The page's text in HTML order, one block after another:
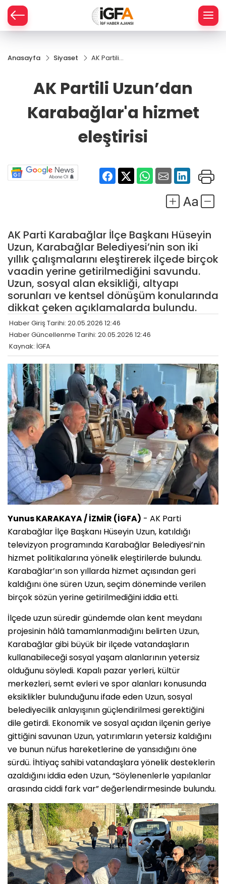
Anasayfa Siyaset
AK Partili
hizmet
AK Partili Uzun’dan
Karabağlar'a hizmet
eleştirisi
AK Parti Karabağlar İlçe Başkanı Hüseyin
Uzun, Karabağlar Belediyesi’nin son iki
yıllık çalışmalarını eleştirerek ilçede birçok
vaadin yerine getirilmediğini savundu.
Uzun, sosyal alan eksikliği, altyapı
sorunları ve kentsel dönüşüm konularında
dikkat çeken açıklamalarda bulundu.
Haber Giriş Tarihi: 20.05.2026 12:46
Haber Güncellenme Tarihi: 20.05.2026 12:46
Kaynak: İGFA
Yunus KARAKAYA / İZMİR (İGFA) - AK Parti
Karabağlar İlçe Başkanı Hüseyin Uzun, katıldığı
televizyon programında Karabağlar Belediyesi’nin
hizmet politikalarına yönelik eleştirilerde bulundu.
Karabağlar’ın son yıllarda hizmet açısından geri
kaldığını öne süren Uzun, seçim döneminde verilen
birçok sözün yerine getirilmediğini iddia etti.
İlçede uzun süredir gündemde olan kent meydanı
projesinin hâlâ tamamlanmadığını belirten Uzun,
Karabağlar gibi büyük bir ilçede vatandaşların
kullanabileceği sosyal yaşam alanlarının yetersiz
olduğunu söyledi. Kapalı pazar yerleri, kültür
merkezleri, semt evleri ve spor alanları konusunda
eksiklikler bulunduğunu ifade eden Uzun, sosyal
belediyecilik anlayışının güçlendirilmesi gerektiğini
dile getirdi. Ekonomik ve sosyal açıdan ilçenin geriye
gittiğini savunan Uzun, yatırımların yetersiz kaldığını
ve bunun nüfus hareketlerine de yansıdığını öne
sürdü. İhtiyaç sahibi vatandaşlara yönelik desteklerin
azaldığını iddia eden Uzun, “Söylenenlerle yapılanlar
arasında ciddi fark var” değerlendirmesinde bulundu.